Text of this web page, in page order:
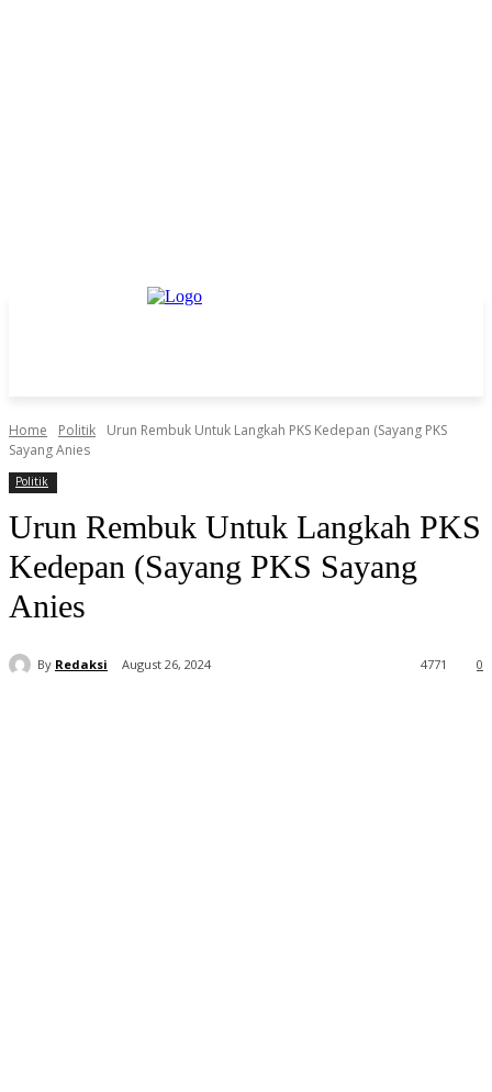
Home Politik
Urun Rembuk Untuk Langkah PKS Kedepan (Sayang PKS
Sayang Anies
Politik
Urun Rembuk Untuk Langkah PKS
Kedepan (Sayang PKS Sayang
Anies
By Redaksi August 26, 2024 0
4771